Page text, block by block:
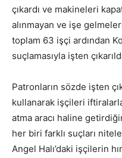
çıkardı ve makineleri
alınmayan ve işe
toplam 63 işçi ardından
suçlamasıyla işten
Patronların sözde işten
kullanarak işçileri
atma aracı haline
her biri farklı suçları
Angel Halı’daki işçilerin